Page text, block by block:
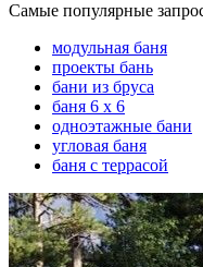
Самые популярные
модульная баня
проекты бань
бани из бруса
баня 6 х 6
одноэтажные бани
угловая баня
баня с террасой